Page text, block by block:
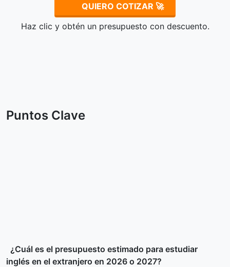
QUIERO COTIZAR 🚀
Haz clic y obtén un presupuesto con descuento.
Puntos Clave
¿Cuál es el presupuesto estimado para estudiar
inglés en el extranjero en 2026 o 2027?